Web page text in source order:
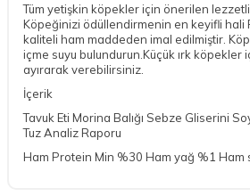
Tüm yetişkin köpekler için önerilen
Köpeğinizi ödüllendirmenin en keyifli hali
kaliteli ham maddeden imal edilmiştir.
içme suyu bulundurun.Küçük ırk köpekler
ayırarak verebilirsiniz.
İçerik
Tavuk Eti Morina Balığı Sebze Gliserini
Tuz Analiz Raporu
Ham Protein Min %30 Ham yağ %1 Ham